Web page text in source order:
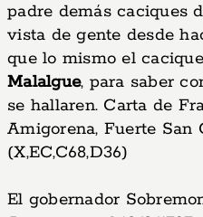
padre demás caciques
vista de gente desde
que lo mismo el
Malalgue, para saber
se hallaren. Carta de
Amigorena, Fuerte San
(X,EC,C68,D36)
El gobernador